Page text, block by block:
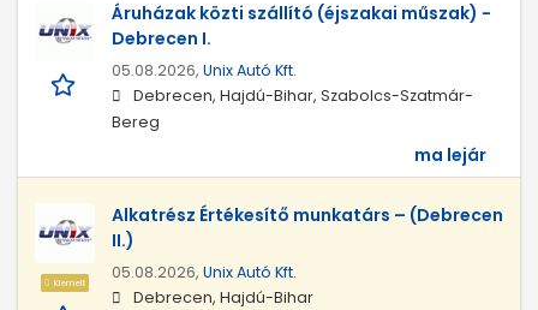
Áruházak közti szállító (éjszakai műszak) -
Debrecen I.
05.08.2026, Unix Autó Kft.
Debrecen, Hajdú-Bihar, Szabolcs-Szatmár-
Bereg
ma lejár
Kiemelt
Alkatrész Értékesítő munkatárs – (Debrecen
II.)
05.08.2026, Unix Autó Kft.
Debrecen, Hajdú-Bihar